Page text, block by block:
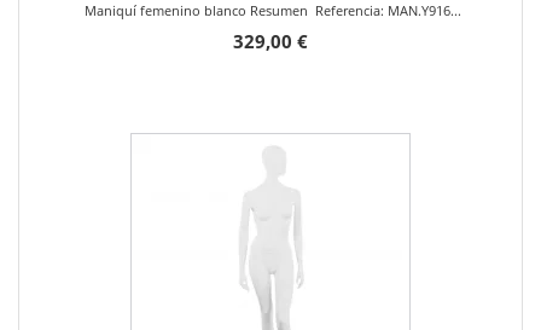
Maniquí femenino blanco Resumen Referencia: MAN.Y916...
329,00 €